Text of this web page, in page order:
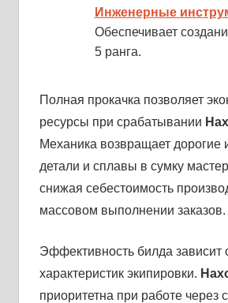
Инженерные
Обеспечивает
5 ранга.
Полная прокачка позволяет
ресурсы при срабатывании
Механика возвращает
детали и сплавы в сумку
снижая себестоимость
массовом выполнении заказов.
Эффективность билда зависит
характеристик экипировки.
приоритетна при работе через